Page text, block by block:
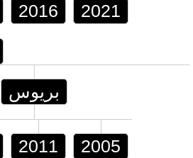
2016 2021
بريوس
2011 2005